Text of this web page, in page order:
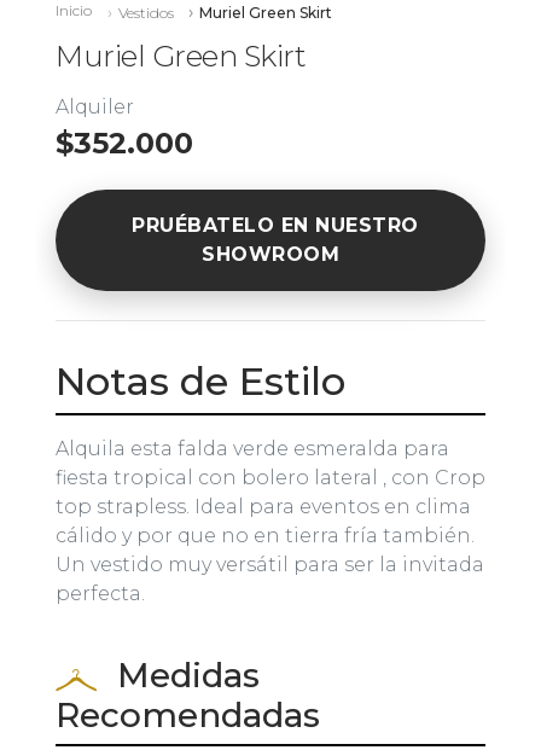
Inicio Vestidos Muriel Green Skirt
Muriel Green Skirt
Alquiler
$352.000
PRUÉBATELO EN NUESTRO
SHOWROOM
Notas de Estilo
Alquila esta falda verde esmeralda para
fiesta tropical con bolero lateral , con Crop
top strapless. Ideal para eventos en clima
cálido y por que no en tierra fría también.
Un vestido muy versátil para ser la invitada
perfecta.
Medidas
Recomendadas